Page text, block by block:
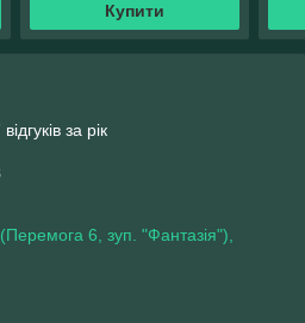
Купити
за рік
6, зуп. "Фантазія"),